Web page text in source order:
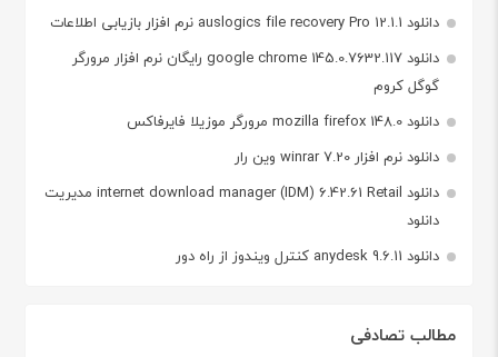
دانلود auslogics file recovery Pro 12.1.1 نرم افزار بازیابی اطلاعات
دانلود google chrome 145.0.7632.117 رایگان نرم افزار مرورگر
گوگل کروم
دانلود mozilla firefox 148.0 مرورگر موزیلا فایرفاکس
دانلود نرم افزار winrar 7.20 وین رار
دانلود internet download manager (IDM) 6.42.61 Retail مدیریت
دانلود
دانلود anydesk 9.6.11 کنترل ویندوز از راه دور
مطالب تصادفی